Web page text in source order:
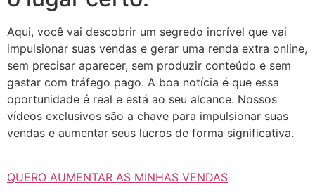
Aqui, você vai descobrir um segredo incrível que vai
impulsionar suas vendas e gerar uma renda extra online,
sem precisar aparecer, sem produzir conteúdo e sem
gastar com tráfego pago. A boa notícia é que essa
oportunidade é real e está ao seu alcance. Nossos
vídeos exclusivos são a chave para impulsionar suas
vendas e aumentar seus lucros de forma significativa.
QUERO AUMENTAR AS MINHAS VENDAS